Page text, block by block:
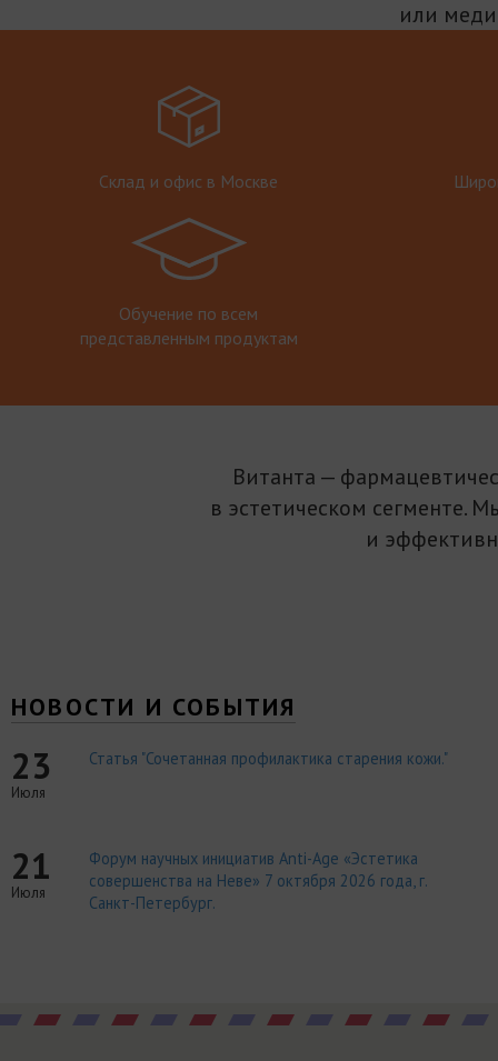
или
Склад и офис в Москве
Обучение по всем
представленным продуктам
Витанта —
в эстетическом сегменте.
и
НОВОСТИ И СОБЫТИЯ
23
Июля
Статья "Сочетанная профилактика старения кожи."
21
Июля
Форум научных инициатив Anti-Age «Эстетика
совершенства на Неве» 7 октября 2026 года, г.
Санкт-Петербург.